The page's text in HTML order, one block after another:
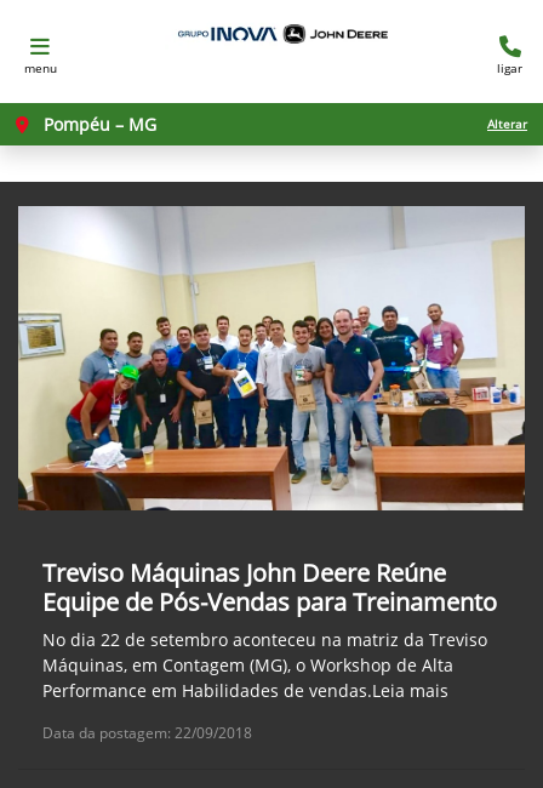
menu ligar
Pompéu – MG Alterar
Treviso Máquinas John Deere Reúne
Equipe de Pós-Vendas para Treinamento
No dia 22 de setembro aconteceu na matriz da Treviso
Máquinas, em Contagem (MG), o Workshop de Alta
Performance em Habilidades de vendas.Leia mais
Data da postagem: 22/09/2018